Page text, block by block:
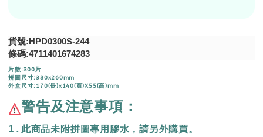
貨號:HPD0300S-244
條碼:4711401674283
片數:300片
拼圖尺寸:380x260mm
外盒尺寸:170(長)x140(寬)X55(高)mm
警告及注意事項：
1.此商品未附拼圖專用膠水，請另外購買。